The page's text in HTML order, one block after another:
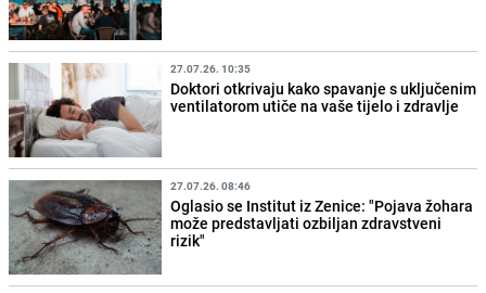
27.07.26. 10:35
Doktori otkrivaju kako spavanje s uključenim
ventilatorom utiče na vaše tijelo i zdravlje
27.07.26. 08:46
Oglasio se Institut iz Zenice: "Pojava žohara
može predstavljati ozbiljan zdravstveni
rizik"